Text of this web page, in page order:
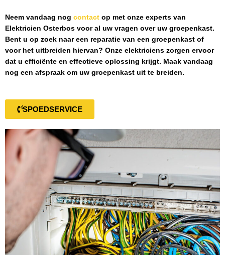
Neem vandaag nog contact op met onze experts van
Elektricien Osterbos voor al uw vragen over uw groepenkast.
Bent u op zoek naar een reparatie van een groepenkast of
voor het uitbreiden hiervan? Onze elektriciens zorgen ervoor
dat u efficiënte en effectieve oplossing krijgt. Maak vandaag
nog een afspraak om uw groepenkast uit te breiden.
SPOEDSERVICE